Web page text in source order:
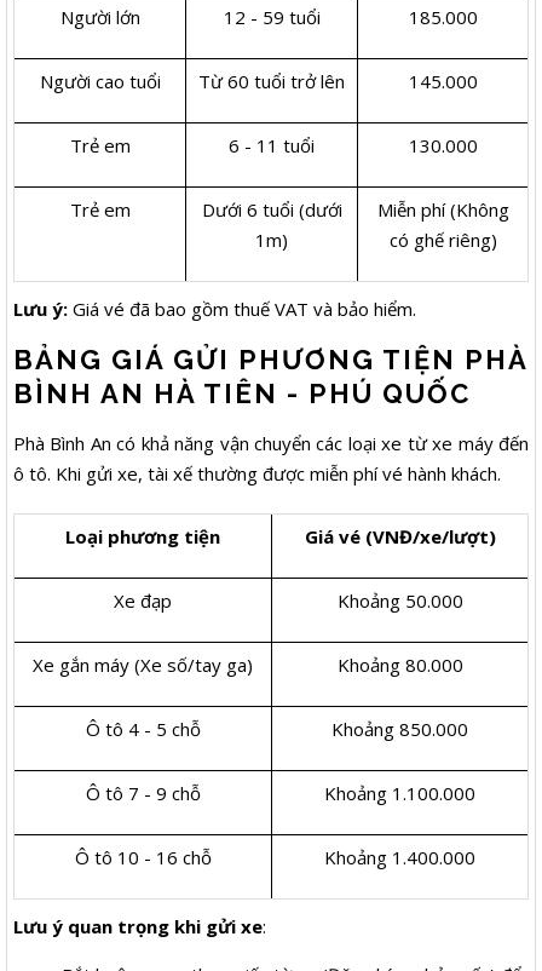
Người lớn 12 - 59 tuổi 185.000
Người cao tuổi Từ 60 tuổi trở lên 145.000
Trẻ em 6 - 11 tuổi 130.000
Trẻ em
Dưới 6 tuổi (dưới
1m)
Miễn phí (Không
có ghế riêng)
Lưu ý: Giá vé đã bao gồm thuế VAT và bảo hiểm.
BẢNG GIÁ GỬI PHƯƠNG TIỆN PHÀ
BÌNH AN HÀ TIÊN - PHÚ QUỐC
Phà Bình An có khả năng vận chuyển các loại xe từ xe máy đến
ô tô. Khi gửi xe, tài xế thường được miễn phí vé hành khách.
Loại phương tiện Giá vé (VNĐ/xe/lượt)
Xe đạp Khoảng 50.000
Xe gắn máy (Xe số/tay ga) Khoảng 80.000
Ô tô 4 - 5 chỗ Khoảng 850.000
Ô tô 7 - 9 chỗ Khoảng 1.100.000
Ô tô 10 - 16 chỗ Khoảng 1.400.000
Lưu ý quan trọng khi gửi xe: